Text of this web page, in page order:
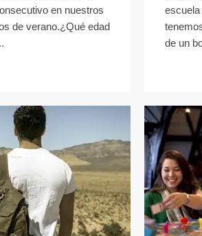
en nuestros
de verano.¿Qué edad
de un